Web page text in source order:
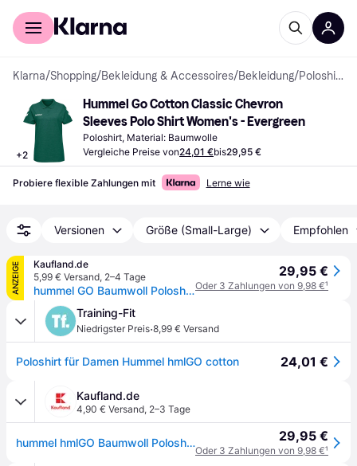
Für Shopper
Klarna/Shopping/Bekleidung & Accessoires/Bekleidung/ Poloshirts
+2
Hummel Go Cotton Classic Chevron
Sleeves Polo Shirt Women's - Evergreen
Poloshirt, Material: Baumwolle
Vergleiche Preise von24,01 €bis29,95 €
Probiere flexible Zahlungen mit Lerne wie
Versionen Größe (Small-Large) Empfohlen
ANZEIGE
Kaufland.de
5,99 € Versand, 2–4 Tage
hummel GO Baumwoll Poloshirt Damen evergreen XXL
29,95 €
Oder 3 Zahlungen von 9,98 €¹
Training-Fit
Niedrigster Preis·8,99 € Versand
Poloshirt für Damen Hummel hmlGO cotton 24,01 €
Kaufland.de
4,90 € Versand, 2–3 Tage
hummel hmlGO Baumwoll Poloshirt Damen evergreen S 29,95 €
Oder 3 Zahlungen von 9,98 €¹